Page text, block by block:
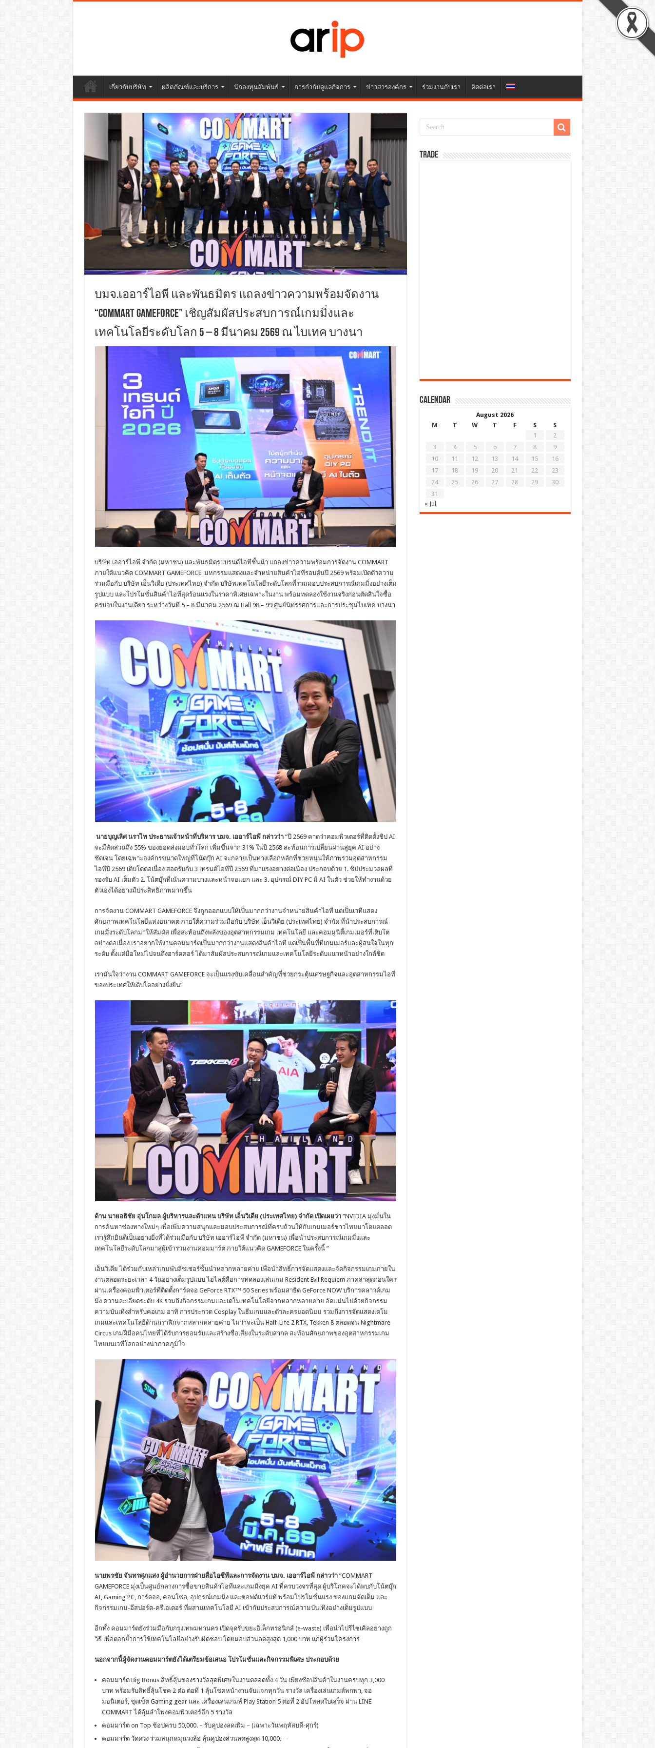
เกี่ยวกับบริษัท ผลิตภัณฑ์และบริการ นักลงทุนสัมพันธ์ การกำกับดูแลกิจการ ข่าวสารองค์กร ร่วมงานกับเรา ติดต่อเรา
บมจ.เออาร์ไอพี และพันธมิตร แถลงข่าวความพร้อมจัดงาน
“COMMART GAMEFORCE” เชิญสัมผัสประสบการณ์เกมมิ่งและ
เทคโนโลยีระดับโลก 5 – 8 มีนาคม 2569 ณ ไบเทค บางนา
บริษัท เออาร์ไอพี จำกัด (มหาชน) และพันธมิตรแบรนด์ไอทีชั้นนำ แถลงข่าวความพร้อมการจัดงาน COMMART
ภายใต้แนวคิด COMMART GAMEFORCE มหกรรมแสดงและจำหน่ายสินค้าไอทีรอบต้นปี 2569 พร้อมเปิดตัวความ
ร่วมมือกับ บริษัท เอ็นวิเดีย (ประเทศไทย) จำกัด บริษัทเทคโนโลยีระดับโลกที่ร่วมมอบประสบการณ์เกมมิ่งอย่างเต็ม
รูปแบบ และโปรโมชั่นสินค้าไอทีสุดร้อนแรงในราคาพิเศษเฉพาะในงาน พร้อมทดลองใช้งานจริงก่อนตัดสินใจซื้อ
ครบจบในงานเดียว ระหว่างวันที่ 5 – 8 มีนาคม 2569 ณ Hall 98 – 99 ศูนย์นิทรรศการและการประชุมไบเทค บางนา
นายบุญเลิศ นราไท ประธานเจ้าหน้าที่บริหาร บมจ. เออาร์ไอพี กล่าวว่า“ปี 2569 คาดว่าคอมพิวเตอร์ที่ติดตั้งชิป AI
จะมีสัดส่วนถึง 55% ของยอดส่งมอบทั่วโลก เพิ่มขึ้นจาก 31% ในปี 2568 สะท้อนการเปลี่ยนผ่านสู่ยุค AI อย่าง
ชัดเจน โดยเฉพาะองค์กรขนาดใหญ่ที่โน้ตบุ๊ก AI จะกลายเป็นทางเลือกหลักที่ช่วยหนุนให้ภาพรวมอุตสาหกรรม
ไอทีปี 2569 เติบโตต่อเนื่อง สอดรับกับ 3 เทรนด์ไอทีปี 2569 ที่มาแรงอย่างต่อเนื่อง ประกอบด้วย 1. ชิปประมวลผลที่
รองรับ AI เต็มตัว 2. โน้ตบุ๊กที่เน้นความบางและหน้าจอแยก และ 3. อุปกรณ์ DIY PC มี AI ในตัว ช่วยให้ทำงานด้วย
ตัวเองได้อย่างมีประสิทธิภาพมากขึ้น
การจัดงาน COMMART GAMEFORCE จึงถูกออกแบบให้เป็นมากกว่างานจำหน่ายสินค้าไอที แต่เป็นเวทีแสดง
ศักยภาพเทคโนโลยีแห่งอนาคต ภายใต้ความร่วมมือกับ บริษัท เอ็นวิเดีย (ประเทศไทย) จำกัด ที่นำประสบการณ์
เกมมิ่งระดับโลกมาให้สัมผัส เพื่อสะท้อนถึงพลังของอุตสาหกรรมเกม เทคโนโลยี และคอมมูนิตี้เกมเมอร์ที่เติบโต
อย่างต่อเนื่อง เราอยากให้งานคอมมาร์ตเป็นมากกว่างานแสดงสินค้าไอที แต่เป็นพื้นที่ที่เกมเมอร์และผู้สนใจในทุก
ระดับ ตั้งแต่มือใหม่ไปจนถึงฮาร์ดคอร์ ได้มาสัมผัสประสบการณ์เกมและเทคโนโลยีระดับแนวหน้าอย่างใกล้ชิด
เรามั่นใจว่างาน COMMART GAMEFORCE จะเป็นแรงขับเคลื่อนสำคัญที่ช่วยกระตุ้นเศรษฐกิจและอุตสาหกรรมไอที
ของประเทศให้เติบโตอย่างยั่งยืน”
ด้าน นายอธิชัย อุ่นโกมล ผู้บริหารและตัวแทน บริษัท เอ็นวิเดีย (ประเทศไทย) จำกัด เปิดเผยว่า“NVIDIA มุ่งมั่นใน
การค้นหาช่องทางใหม่ๆ เพื่อเพิ่มความสนุกและมอบประสบการณ์ที่ครบถ้วนให้กับเกมเมอร์ชาวไทยมาโดยตลอด
เรารู้สึกยินดีเป็นอย่างยิ่งที่ได้ร่วมมือกับ บริษัท เออาร์ไอพี จำกัด (มหาชน) เพื่อนำประสบการณ์เกมมิ่งและ
เทคโนโลยีระดับโลกมาสู่ผู้เข้าร่วมงานคอมมาร์ต ภายใต้แนวคิด GAMEFORCE ในครั้งนี้ ”
เอ็นวิเดีย ได้ร่วมกับเหล่าเกมพับลิชเชอร์ชั้นนำหลากหลายค่าย เพื่อนำสิทธิ์การจัดแสดงและจัดกิจกรรมเกมภายใน
งานตลอดระยะเวลา 4 วันอย่างเต็มรูปแบบ ไฮไลต์คือการทดลองเล่นเกม Resident Evil Requiem ภาคล่าสุดก่อนใคร
ผ่านเครื่องคอมพิวเตอร์ที่ติดตั้งการ์ดจอ GeForce RTX™ 50 Series พร้อมสาธิต GeForce NOW บริการคลาวด์เกม
มิ่ง ความละเอียดระดับ 4K รวมถึงกิจกรรมเกมและเดโมเทคโนโลยีจากหลากหลายค่าย อัดแน่นไปด้วยกิจกรรม
ความบันเทิงสำหรับคอเกม อาทิ การประกวด Cosplay ในธีมเกมและตัวละครยอดนิยม รวมถึงการจัดแสดงเดโม
เกมและเทคโนโลยีด้านกราฟิกจากหลากหลายค่าย ไม่ว่าจะเป็น Half-Life 2 RTX, Tekken 8 ตลอดจน Nightmare
Circus เกมฝีมือคนไทยที่ได้รับการยอมรับและสร้างชื่อเสียงในระดับสากล สะท้อนศักยภาพของอุตสาหกรรมเกม
ไทยบนเวทีโลกอย่างน่าภาคภูมิใจ
นายพรชัย จันทรศุภแสง ผู้อำนวยการฝ่ายสื่อไอซีทีและการจัดงาน บมจ. เออาร์ไอพี กล่าวว่า“COMMART
GAMEFORCE มุ่งเป็นศูนย์กลางการซื้อขายสินค้าไอทีและเกมมิ่งยุค AI ที่ครบวงจรที่สุด ผู้บริโภคจะได้พบกับโน้ตบุ๊ก
AI, Gaming PC, การ์ดจอ, คอนโซล, อุปกรณ์เกมมิ่ง และซอฟต์แวร์แท้ พร้อมโปรโมชั่นแรง ของแถมจัดเต็ม และ
กิจกรรมเกม-อีสปอร์ต-ครีเอเตอร์ ที่ผสานเทคโนโลยี AI เข้ากับประสบการณ์ความบันเทิงอย่างเต็มรูปแบบ
อีกทั้ง คอมมาร์ตยังร่วมมือกับกรุงเทพมหานคร เปิดจุดรับขยะอิเล็กทรอนิกส์ (e-waste) เพื่อนำไปรีไซเคิลอย่างถูก
วิธี เพื่อตอกย้ำการใช้เทคโนโลยีอย่างรับผิดชอบ โดยมอบส่วนลดสูงสุด 1,000 บาท แก่ผู้ร่วมโครงการ
นอกจากนี้ผู้จัดงานคอมมาร์ตยังได้เตรียมข้อเสนอ โปรโมชั่นและกิจกรรมพิเศษ ประกอบด้วย
คอมมาร์ต Big Bonus สิทธิ์ลุ้นของรางวัลสุดพิเศษในงานตลอดทั้ง 4 วัน เพียงช้อปสินค้าในงานครบทุก 3,000
บาท พร้อมรับสิทธิ์ลุ้นโชค 2 ต่อ ต่อที่ 1 ลุ้นโชคหน้างานจับแจกทุกวัน รางวัล เครื่องเล่นเกมส์พกพา, จอ
มอนิเตอร์, ชุดเช็ต Gaming gear และ เครื่องเล่นเกมส์ Play Station 5 ต่อที่ 2 อัปโหลดใบเสร็จ ผ่าน LINE
COMMART ได้ลุ้นลำโพงคอมพิวเตอร์อีก 5 รางวัล
คอมมาร์ต on Top ช้อปครบ 50,000. – รับคูปองลดเพิ่ม – (เฉพาะวันพฤหัสบดี-ศุกร์)
คอมมาร์ต วัดดวง ร่วมสนุกหมุนวงล้อ ลุ้นคูปองส่วนลดสูงสุด 10,000. –
TRADE
Calendar
August 2026
M
T W T F S
S
1
2
3
4 5 6 7 8
9
10
11 12 13 14 15
16
17
18 19 20 21 22
23
24
25 26 27 28 29
30
31
« Jul